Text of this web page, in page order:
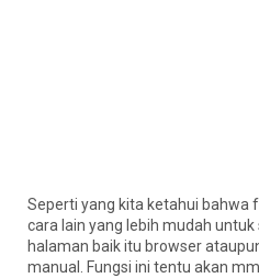
Seperti yang kita ketahui bahwa
cara lain yang lebih mudah
halaman baik itu browser
manual. Fungsi ini tentu akan